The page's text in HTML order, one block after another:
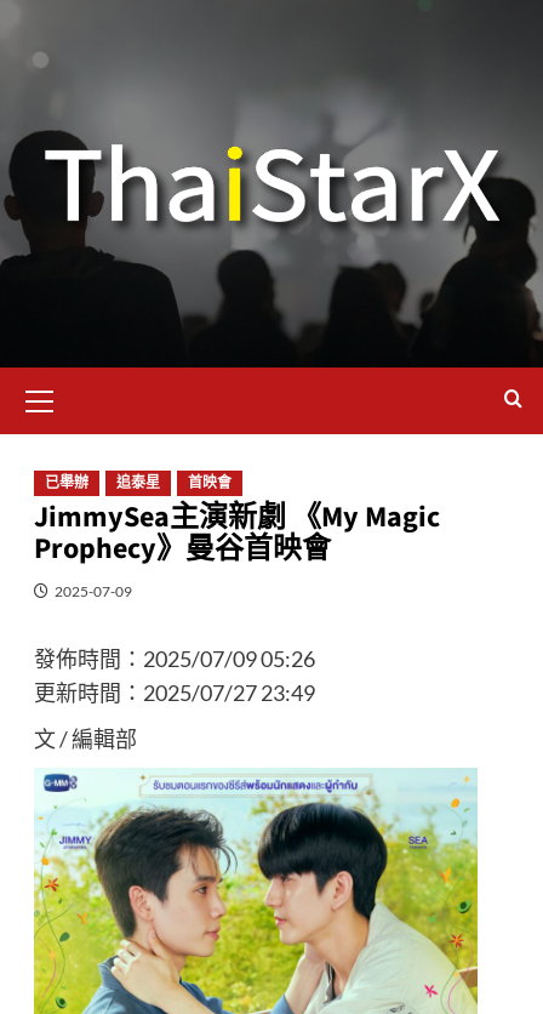
已舉辦 追泰星 首映會
JimmySea主演新劇 《My Magic
Prophecy》曼谷首映會
2025-07-09
發佈時間： 2025/07/09 05:26
更新時間： 2025/07/27 23:49
文 / 編輯部